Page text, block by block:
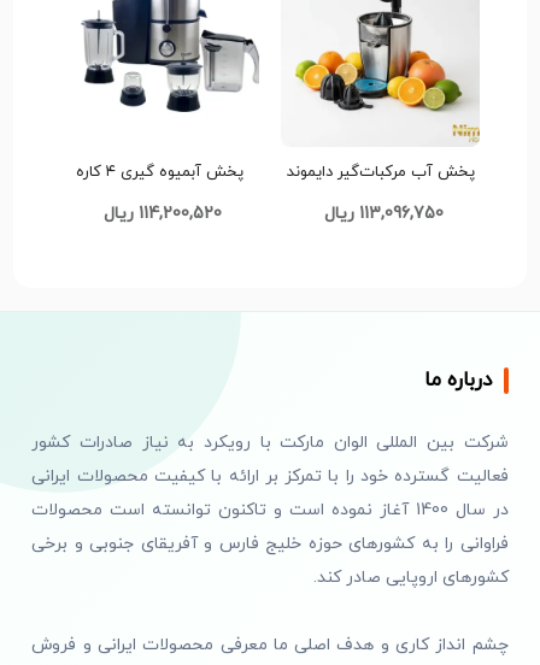
پخش آب مرکبات‌گیر دایموند
AB-001 تک و عمده
113,096,750 ریال
پخش آبمیوه گیری ۴ کاره
لیتر کد E796 تک و عمده
114,200,520 ریال
درباره ما
شرکت بین المللی الوان مارکت با رویکرد به نیاز صادرات کشور
فعالیت گسترده خود را با تمرکز بر ارائه با کیفیت محصولات ایرانی
در سال 1400 آغاز نموده است و تاکنون توانسته است محصولات
فراوانی را به کشورهای حوزه خلیج فارس و آفریقای جنوبی و برخی
کشورهای اروپایی صادر کند.
چشم انداز کاری و هدف اصلی ما معرفی محصولات ایرانی و فروش